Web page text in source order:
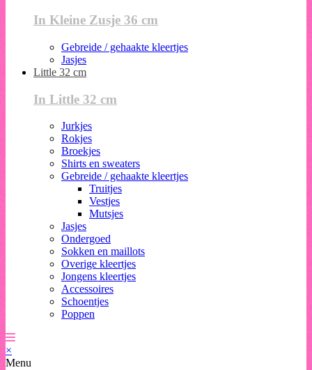
In Kleine Zusje 36 cm
Gebreide / gehaakte kleertjes
Jasjes
Little 32 cm
In Little 32 cm
Jurkjes
Rokjes
Broekjes
Shirts en sweaters
Gebreide / gehaakte kleertjes
Truitjes
Vestjes
Mutsjes
Jasjes
Ondergoed
Sokken en maillots
Overige kleertjes
Jongens kleertjes
Accessoires
Schoentjes
Poppen
×
Menu